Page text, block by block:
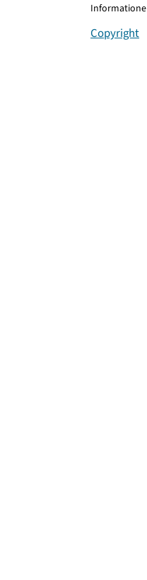
Copyright